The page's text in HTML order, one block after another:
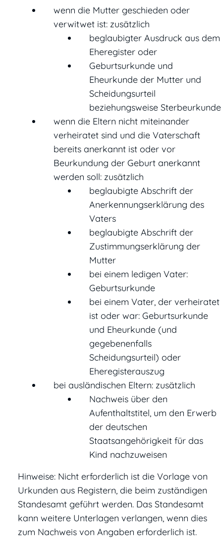
wenn die Mutter geschieden oder
verwitwet ist: zusätzlich
beglaubigter Ausdruck aus dem
Eheregister oder
Geburtsurkunde und
Eheurkunde der Mutter und
Scheidungsurteil
beziehungsweise Sterbeurkunde
wenn die Eltern nicht miteinander
verheiratet sind und die Vaterschaft
bereits anerkannt ist oder vor
Beurkundung der Geburt anerkannt
werden soll: zusätzlich
beglaubigte Abschrift der
Anerkennungserklärung des
Vaters
beglaubigte Abschrift der
Zustimmungserklärung der
Mutter
bei einem ledigen Vater:
Geburtsurkunde
bei einem Vater, der verheiratet
ist oder war: Geburtsurkunde
und Eheurkunde (und
gegebenenfalls
Scheidungsurteil) oder
Eheregisterauszug
bei ausländischen Eltern: zusätzlich
Nachweis über den
Aufenthaltstitel, um den Erwerb
der deutschen
Staatsangehörigkeit für das
Kind nachzuweisen
Hinweise: Nicht erforderlich ist die Vorlage von
Urkunden aus Registern, die beim zuständigen
Standesamt geführt werden. Das Standesamt
kann weitere Unterlagen verlangen, wenn dies
zum Nachweis von Angaben erforderlich ist.